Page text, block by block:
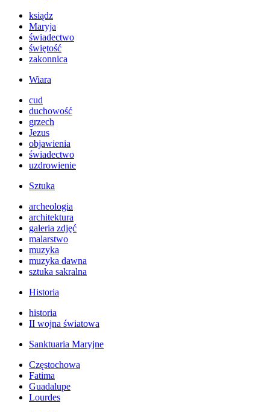
ksiądz
Maryja
świadectwo
świętość
zakonnica
Wiara
cud
duchowość
grzech
Jezus
objawienia
świadectwo
uzdrowienie
Sztuka
archeologia
architektura
galeria zdjęć
malarstwo
muzyka
muzyka dawna
sztuka sakralna
Historia
historia
II wojna światowa
Sanktuaria Maryjne
Częstochowa
Fatima
Guadalupe
Lourdes